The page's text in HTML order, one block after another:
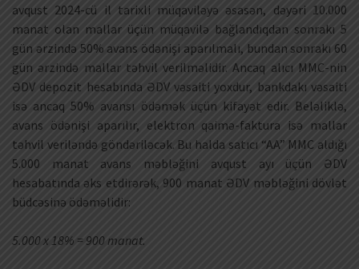
avqust 2024-cü il tarixli müqaviləyə əsasən, dəyəri 10.000
manat olan mallar üçün müqavilə bağlandıqdan sonrakı 5
gün ərzində 50% avans ödənişi aparılmalı, bundan sonrakı 60
gün ərzində mallar təhvil verilməlidir. Ancaq alıcı MMC-nin
ƏDV depozit hesabında ƏDV vəsaiti yoxdur, bankdakı vəsaiti
isə ancaq 50% avansı ödəmək üçün kifayət edir. Beləliklə,
avans ödənişi aparılır, elektron qaimə-faktura isə mallar
təhvil veriləndə göndəriləcək. Bu halda satıcı “AA” MMC aldığı
5.000 manat avans məbləğini avqust ayı üçün ƏDV
hesabatında əks etdirərək, 900 manat ƏDV məbləğini dövlət
büdcəsinə ödəməlidir:
5.000 x 18% = 900 manat.